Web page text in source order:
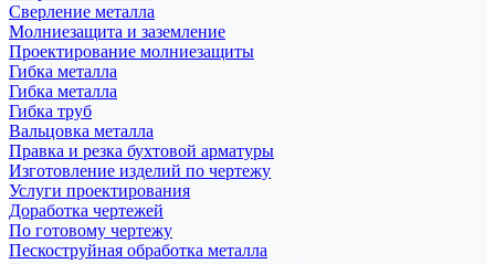
Сверление металла
Молниезащита и заземление
Проектирование молниезащиты
Гибка металла
Гибка металла
Гибка труб
Вальцовка металла
Правка и резка бухтовой арматуры
Изготовление изделий по чертежу
Услуги проектирования
Доработка чертежей
По готовому чертежу
Пескоструйная обработка металла